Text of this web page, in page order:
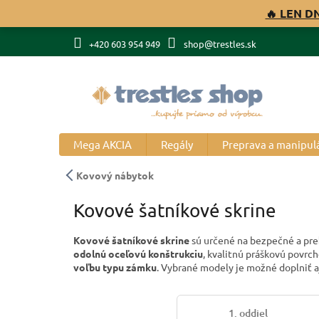
🔥 LEN
+420 603 954 949 shop@trestles.sk
Mega AKCIA Regály Preprava a
Kovový nábytok
Kovové šatníkové skrine
Kovové šatníkové skrinesú určené na bezpečné a
odolnú oceľovú konštrukciu, kvalitnú práškovú
voľbu typu zámku. Vybrané modely je možné doplniť
1. oddiel